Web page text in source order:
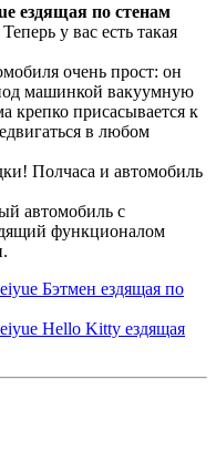
ездящая по стенам
у вас есть такая
очень прост: он
машинкой вакуумную
крепко присасывается к
в любом
Полчаса и автомобиль
автомобиль с
функционалом
Бэтмен ездящая по
Hello Kitty ездящая